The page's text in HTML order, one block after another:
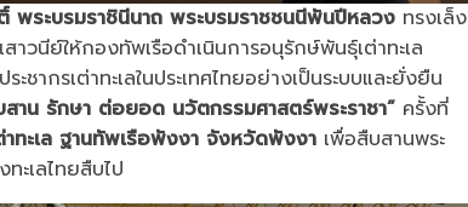
พระบรมราชินีนาถ พระบรมราชชนนีพันปีหลวง ทรงเล็ง
าวนีย์ให้กองทัพเรือดำเนินการอนุรักษ์พันธุ์เต่าทะเล
กรเต่าทะเลในประเทศไทยอย่างเป็นระบบและยั่งยืน
าน รักษา ต่อยอด นวัตกรรมศาสตร์พระราชา” ครั้งที่
ทะเล ฐานทัพเรือพังงา จังหวัดพังงา เพื่อสืบสานพระ
ะเลไทยสืบไป